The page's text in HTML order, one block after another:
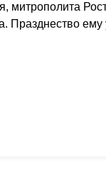
митрополита
Празднество ему